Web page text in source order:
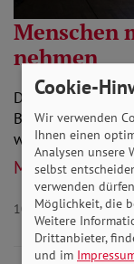
Menschen
nehmen
Die neue
welche
Mehr lesen
10.01.2022
Cookie-
Wir verwenden
Ihnen einen
Analysen unsere
selbst
verwenden
Möglichkeit, die
Weitere
Drittanbieter,
und im